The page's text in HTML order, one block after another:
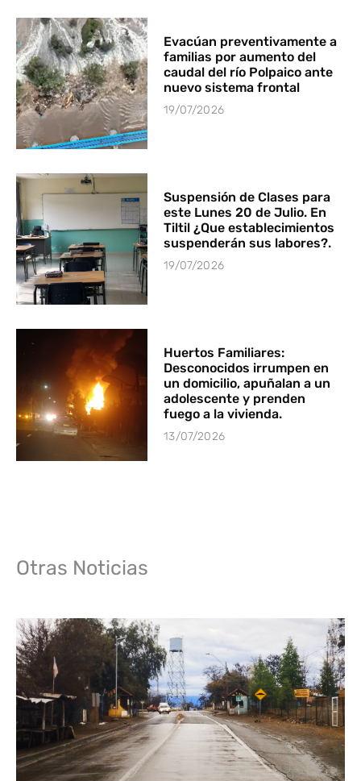
Evacúan preventivamente a
familias por aumento del
caudal del río Polpaico ante
nuevo sistema frontal
19/07/2026
Suspensión de Clases para
este Lunes 20 de Julio. En
Tiltil ¿Que establecimientos
suspenderán sus labores?.
19/07/2026
Huertos Familiares:
Desconocidos irrumpen en
un domicilio, apuñalan a un
adolescente y prenden
fuego a la vivienda.
13/07/2026
Otras Noticias